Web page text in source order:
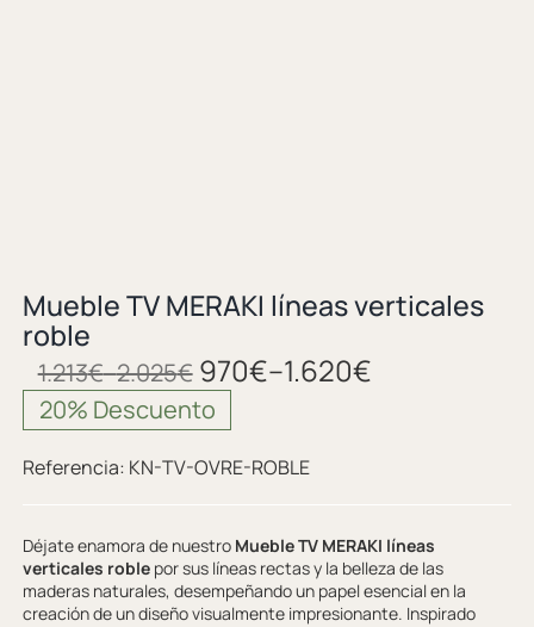
Mueble TV MERAKI líneas verticales
roble
1.213€–2.025€ 970€–1.620€
20% Descuento
Referencia: KN-TV-OVRE-ROBLE
Déjate enamora de nuestro Mueble TV MERAKI líneas
verticales roble por sus líneas rectas y la belleza de las
maderas naturales, desempeñando un papel esencial en la
creación de un diseño visualmente impresionante. Inspirado